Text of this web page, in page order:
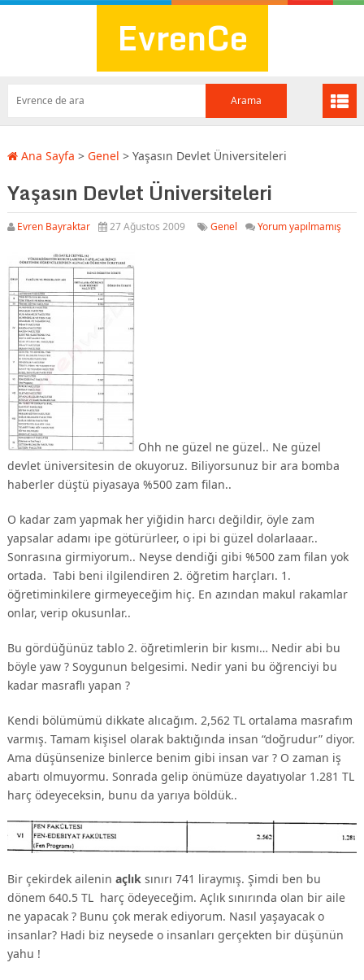
EvrenCe
Ana Sayfa > Genel > Yaşasın Devlet Üniversiteleri
Yaşasın Devlet Üniversiteleri
Evren Bayraktar 27 Ağustos 2009 Genel Yorum yapılmamış
Ohh ne güzel ne güzel.. Ne güzel
devlet üniversitesin de okuyoruz. Biliyorsunuz bir ara bomba
haberler düştü piyasaya %500 zam filan..
O kadar zam yapmak her yiğidin harcı değildir, öyle zam
yapsalar adamı ipe götürürleer, o ipi bi güzel dolarlaaar..
Sonrasına girmiyorum.. Neyse dendiği gibi %500 zam filan yok
ortada. Tabi beni ilgilendiren 2. öğretim harçları. 1.
öğretiminkilere girmeyeceğim hiç. En azından makul rakamlar
onlar, verip okusunlar..
Bu gördüğünüz tablo 2. öğretimlerin bir kısmı… Nedir abi bu
böyle yaw ? Soygunun belgesimi. Nedir yani bu öğrenciyi bu
kadar masraflı yapan ?
Kendi bölümümü dikkate alıcağım. 2,562 TL ortalama masrafım
varmış. Tamam kişisel olarak baktığında insan “doğrudur” diyor.
Ama düşünsenize binlerce benim gibi insan var ? O zaman iş
abartı olmuyormu. Sonrada gelip önümüze dayatıyolar 1.281 TL
harç ödeyeceksin, bunu da yarıya böldük..
Bir çekirdek ailenin açlıksınırı 741 liraymış. Şimdi ben bu
dönem 640.5 TL harç ödeyeceğim. Açlık sınırında olan bir aile
ne yapacak ? Bunu çok merak ediyorum. Nasıl yaşayacak o
insanlar? Hadi biz neysede o insanları gerçekten bir düşünün
yahu !